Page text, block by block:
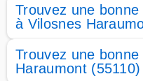
Trouvez une
à Vilosnes
Trouvez une
Haraumont (55110)